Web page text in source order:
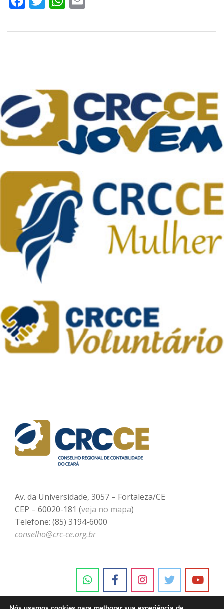
Av. da Universidade, 3057 – Fortaleza/CE
CEP – 60020-181 (veja no mapa)
Telefone: (85) 3194-6000
conselho@crc-ce.org.br